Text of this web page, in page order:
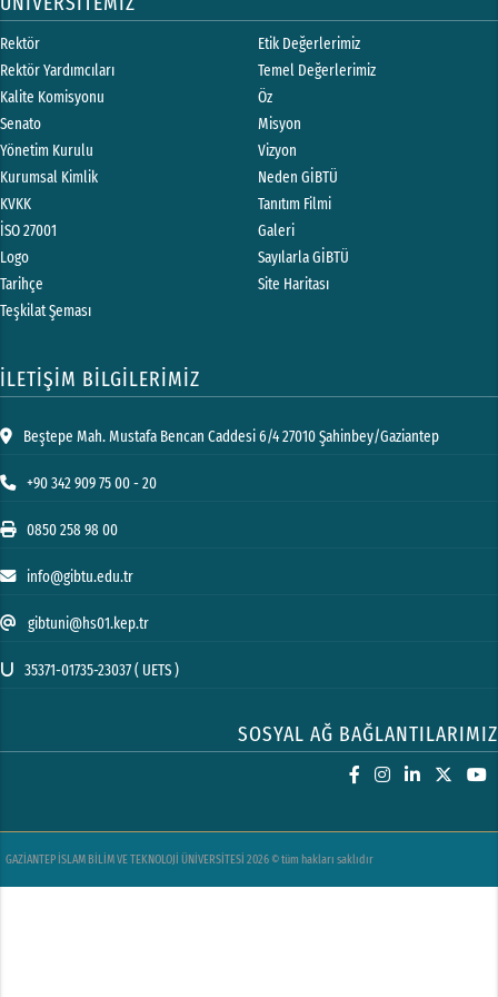
Rektör
Rektör Yardımcıları
Kalite Komisyonu
Senato
Yönetim Kurulu
Kurumsal Kimlik
KVKK
İSO 27001
Logo
Tarihçe
Teşkilat Şeması
Etik Değerlerimiz
Temel Değerlerimiz
Öz
Misyon
Vizyon
Neden GİBTÜ
Tanıtım Filmi
Galeri
Sayılarla GİBTÜ
Site Haritası
İLETİŞİM BİLGİLERİMİZ
Beştepe Mah. Mustafa Bencan Caddesi 6/4 27010 Şahinbey/Gaziantep
+90 342 909 75 00 - 20
0850 258 98 00
info@gibtu.edu.tr
gibtuni@hs01.kep.tr
35371-01735-23037 ( UETS )
SOSYAL AĞ BAĞLANTILARIMIZ
GAZİANTEP İSLAM BİLİM VE TEKNOLOJİ ÜNİVERSİTESİ 2026 © tüm hakları saklıdır